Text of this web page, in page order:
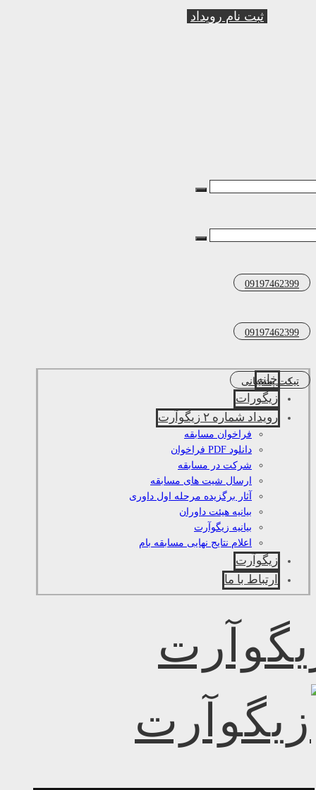
ثبت نام رویداد
09197462399
09197462399
تیکت پشتیبانی
خانه
زیگورات
رویداد شماره ۲ زیگوآرت
فراخوان مسابقه
دانلود PDF فراخوان
شرکت در مسابقه
ارسال شیت های مسابقه
آثار برگزیده مرحله اول داوری
بیانیه هیئت داوران
بیانیه زیگوآرت
اعلام نتایج نهایی مسابقه بام
زیگوآرت
ارتباط با ما